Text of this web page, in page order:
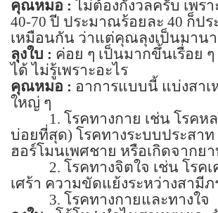
คุณหมอ : ไม่ต้องกังวลครับ เพร
40-70ปี ประมาณร้อยละ 40 ก็ป
เหมือนกัน ว่าแต่คุณลุงเป็นมานา
ลุงใบ : ค่อย ๆ เป็นมากขึ้นเรื่อย
ได้ ไม่รู้เพราะอะไร
คุณหมอ : อาการแบบนี้ แบ่งสาเ
ใหญ่ ๆ
1. โรคทางกาย เช่น โรคห
บ่อยที่สุด) โรคทางระบบประสา
ฮอร์โมนเพศชาย หรือเกิดจากย
2. โรคทางจิตใจ เช่น โรค
เศร้า ความขัดแย้งระหว่างสามีภ
3. โรคทางกายและทางใจ